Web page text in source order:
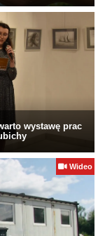
wystawę prac
Wideo